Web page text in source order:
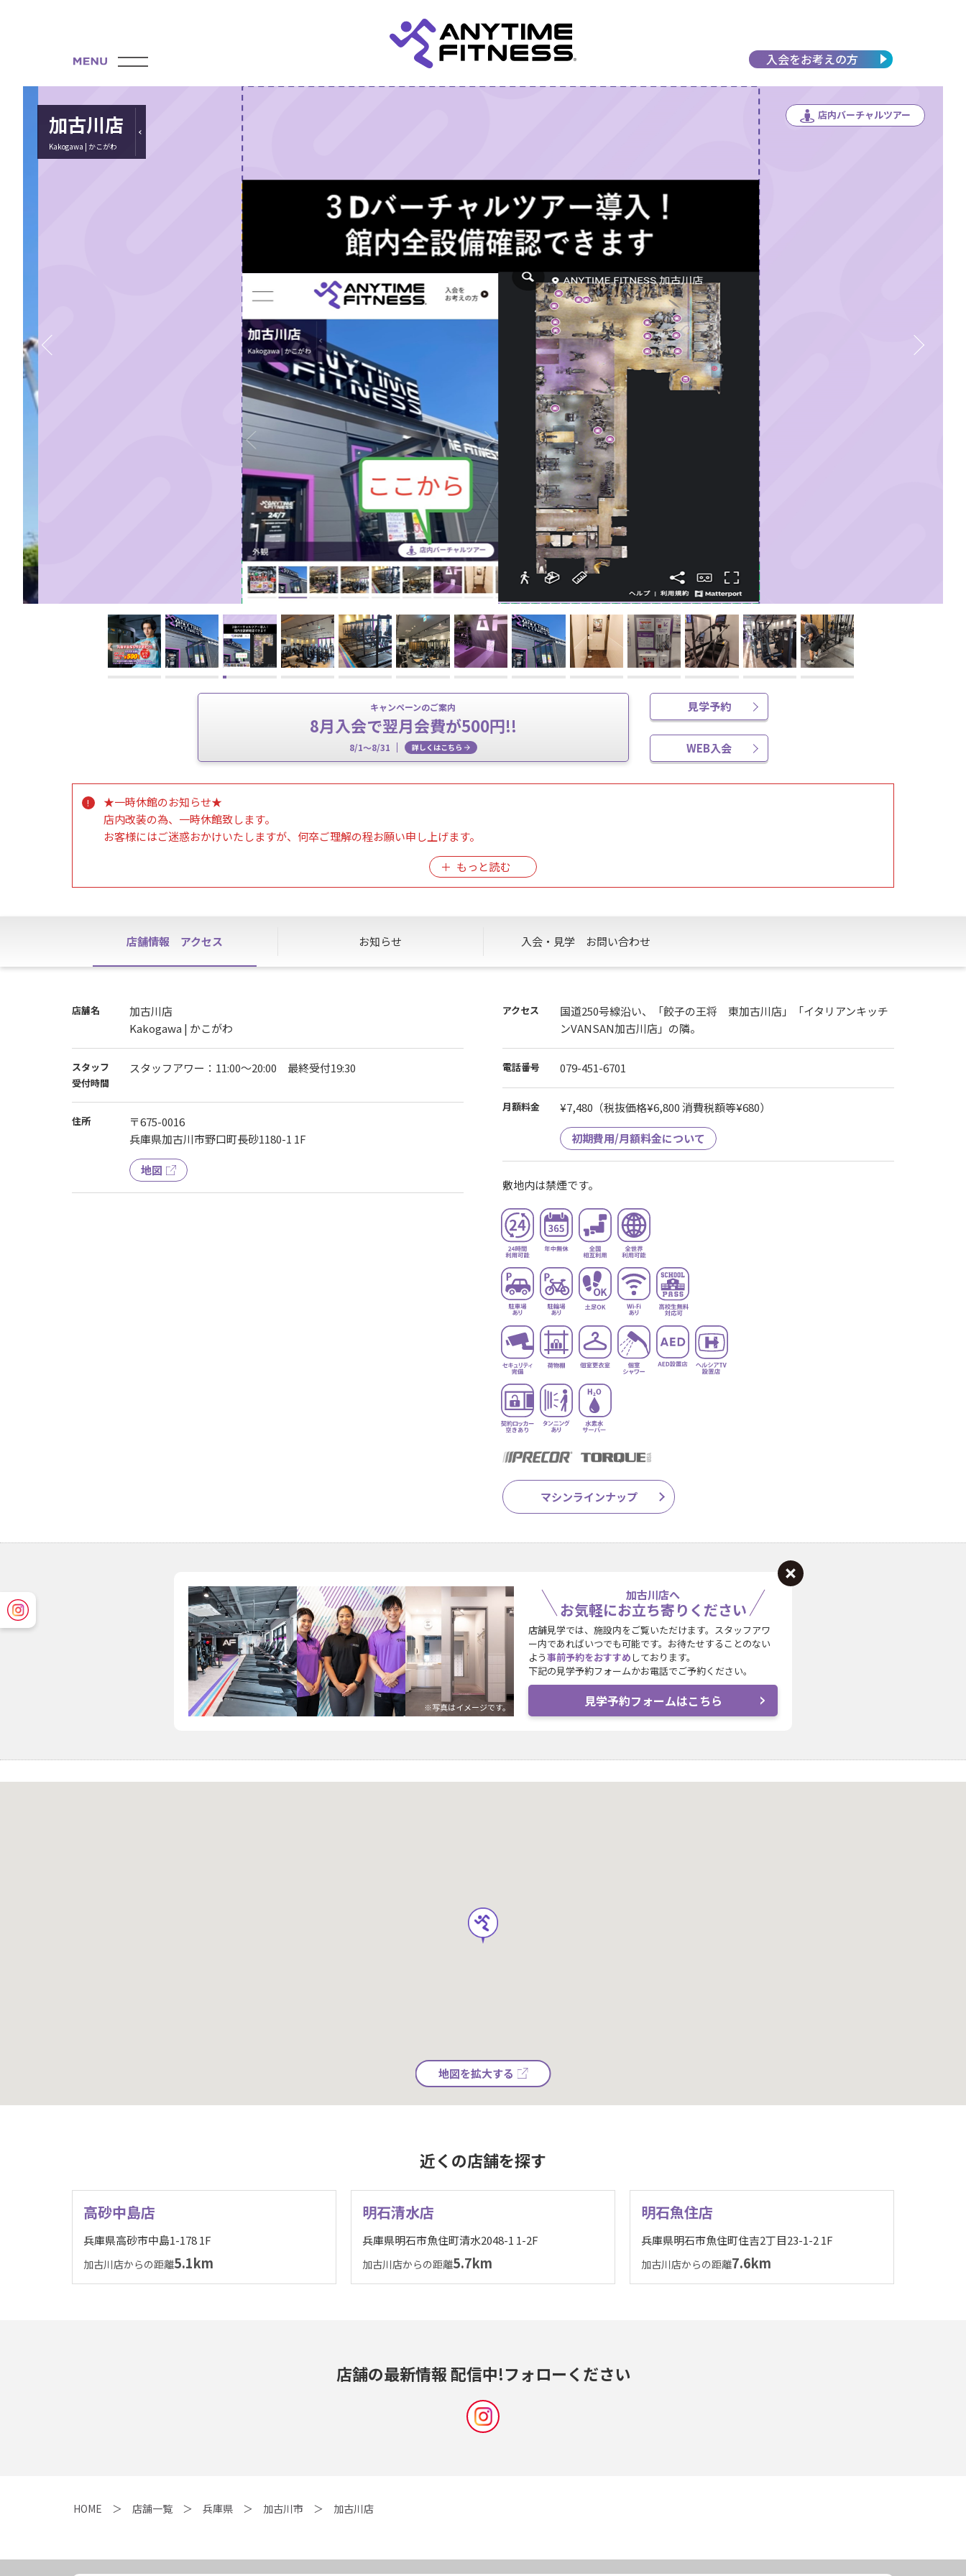
入会をお考えの方
加古川店
Kakogawa | かこがわ
店内バーチャルツアー
キャンペーンのご案内
8月入会で翌月会費が500円!!
8/1～8/31 詳しくはこちら
見学予約
WEB入会
★一時休館のお知らせ★
店内改装の為、一時休館致します。
お客様にはご迷惑おかけいたしますが、何卒ご理解の程お願い申し上げます。
※終了時間は前後する場合ございます事、予めご了承お願い申し上げます。
店舗情報 アクセス お知らせ 入会・見学 お問い合わせ
店舗名
加古川店
Kakogawa | かこがわ
スタッフ
受付時間
スタッフアワー：11:00〜20:00 最終受付19:30
住所
〒675-0016
兵庫県加古川市野口町長砂1180-1 1F
地図
アクセス
国道250号線沿い、「餃子の王将 東加古川店」「イタリアンキッチ
ンVANSAN加古川店」の隣。
電話番号 079-451-6701
月額料金 ¥7,480 （税抜価格¥6,800 消費税額等¥680）
初期費用/月額料金について
敷地内は禁煙です。
マシンラインナップ
加古川店へ
お気軽にお立ち寄りください
※写真はイメージです。
店舗見学では、施設内をご覧いただけます。スタッフアワ
ー内であればいつでも可能です。お待たせすることのない
よう事前予約をおすすめ しております。
下記の見学予約フォームかお電話でご予約ください。
見学予約フォームはこちら
地図を拡大する
近くの店舗を探す
高砂中島店
兵庫県高砂市中島1-178 1F
加古川店からの距離5.1km
明石清水店
兵庫県明石市魚住町清水2048-1 1-2F
加古川店からの距離5.7km
明石魚住店
兵庫県明石市魚住町住吉2丁目23-1-2 1F
加古川店からの距離7.6km
店舗の最新情報 配信中!フォローください
HOME 店舗一覧 兵庫県 加古川市 加古川店